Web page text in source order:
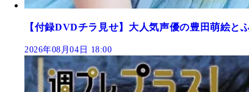
【付録DVDチラ見せ】大人気声優の豊田萌絵と
2026年08月04日 18:00